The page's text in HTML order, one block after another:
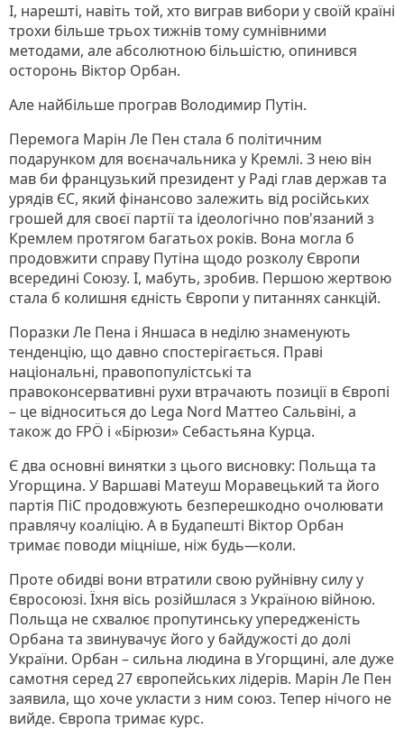
І, нарешті, навіть той, хто виграв вибори у своїй країні
трохи більше трьох тижнів тому сумнівними
методами, але абсолютною більшістю, опинився
осторонь Віктор Орбан.
Але найбільше програв Володимир Путін.
Перемога Марін Ле Пен стала б політичним
подарунком для воєначальника у Кремлі. З нею він
мав би французький президент у Раді глав держав та
урядів ЄС, який фінансово залежить від російських
грошей для своєї партії та ідеологічно пов'язаний з
Кремлем протягом багатьох років. Вона могла б
продовжити справу Путіна щодо розколу Європи
всередині Союзу. І, мабуть, зробив. Першою жертвою
стала б колишня єдність Європи у питаннях санкцій.
Поразки Ле Пена і Яншаса в неділю знаменують
тенденцію, що давно спостерігається. Праві
національні, правопопулістські та
правоконсервативні рухи втрачають позиції в Європі
– це відноситься до Lega Nord Маттео Сальвіні, а
також до FPÖ і «Бірюзи» Себастьяна Курца.
Є два основні винятки з цього висновку: Польща та
Угорщина. У Варшаві Матеуш Моравецький та його
партія ПіС продовжують безперешкодно очолювати
правлячу коаліцію. А в Будапешті Віктор Орбан
тримає поводи міцніше, ніж будь—коли.
Проте обидві вони втратили свою руйнівну силу у
Євросоюзі. Їхня вісь розійшлася з Україною війною.
Польща не схвалює пропутинську упередженість
Орбана та звинувачує його у байдужості до долі
України. Орбан – сильна людина в Угорщині, але дуже
самотня серед 27 європейських лідерів. Марін Ле Пен
заявила, що хоче укласти з ним союз. Тепер нічого не
вийде. Європа тримає курс.